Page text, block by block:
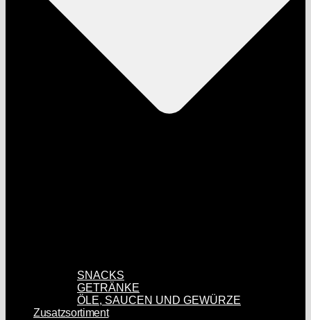
SNACKS
GETRÄNKE
ÖLE, SAUCEN UND GEWÜRZE
Zusatzsortiment